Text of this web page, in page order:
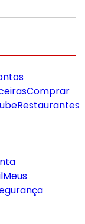
Comprar
Restaurantes
Meus